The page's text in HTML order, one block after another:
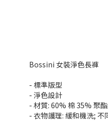
Bossini 女裝淨色長褲
- 標準版型
- 淨色設計
- 材質: 60% 棉 35% 聚
- 衣物護理: 緩和機洗;